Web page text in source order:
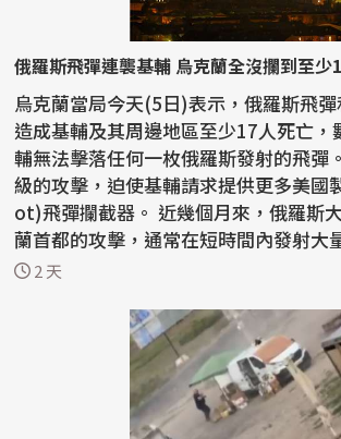
俄羅斯飛彈連襲基輔 烏克蘭全沒攔到至少
烏克蘭當局今天(5日)表示，俄羅斯飛彈
造成基輔及其周邊地區至少17人死亡，
輔無法擊落任何一枚俄羅斯發射的飛彈
級的攻擊，迫使基輔請求提供更多美
ot)飛彈攔截器。 近幾個月來，俄羅斯大幅加強了對烏克
蘭首都的攻擊，通常在短時間內發射大
2 天